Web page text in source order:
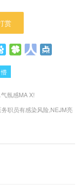
赏
懵
氛感MA X!
职员有感染风险,NEJM亮